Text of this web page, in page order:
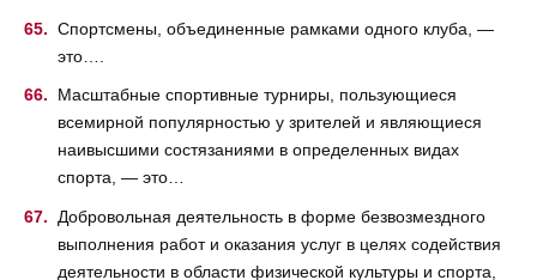
Спортсмены, объединенные рамками одного клуба, —
это….
Масштабные спортивные турниры, пользующиеся
всемирной популярностью у зрителей и являющиеся
наивысшими состязаниями в определенных видах
спорта, — это…
Добровольная деятельность в форме безвозмездного
выполнения работ и оказания услуг в целях содействия
деятельности в области физической культуры и спорта,